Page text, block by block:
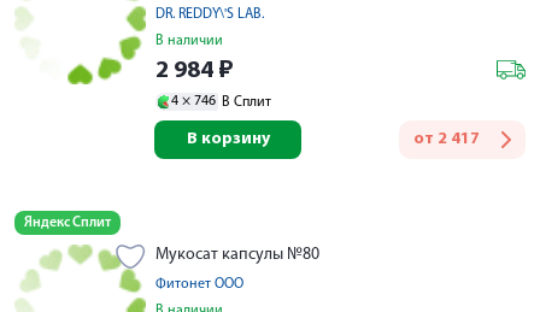
DR. REDDY\'S LAB.
В наличии
2 984 ₽
4 × 746 В Сплит
от 2 417
В корзину
Яндекс Сплит
Мукосат капсулы №80
Фитонет ООО